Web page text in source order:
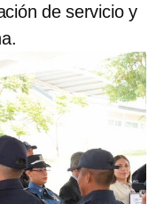
de servicio y